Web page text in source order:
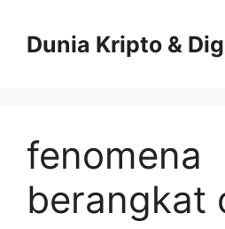
contentDunia Kripto &
fenomena
berangkat